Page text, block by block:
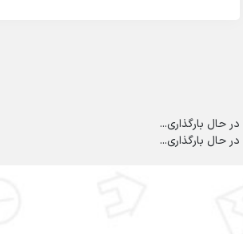
در حال بارگذاری...
در حال بارگذاری...